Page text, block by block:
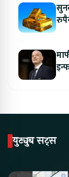
युट्युब सट्स